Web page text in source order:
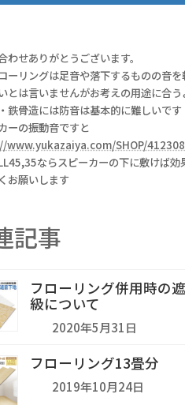
わせありがとうございます。
ーリングは足音や落下するものの音
とは言いませんがお考えの用途に合う
鉄骨造には防音は基本的に難しいです
ーの振動音ですと
www.yukazaiya.com/SHOP/
ならスピーカーの下に敷けば効
お願いします
記事
フローリング併用時の
級について
2020年5月31日
フローリング13畳分
2019年10月24日